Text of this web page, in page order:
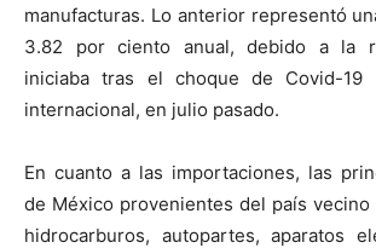
manufacturas. Lo anterior representó
3.82 por ciento anual, debido a la
iniciaba tras el choque de Covid-19
internacional, en julio pasado.
En cuanto a las importaciones, las
de México provenientes del país
hidrocarburos, autopartes, aparatos